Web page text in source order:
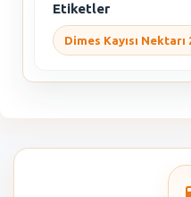
Etiketler
Dimes Kayısı Nektarı